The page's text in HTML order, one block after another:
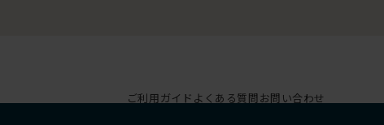
ご利用ガイド よくある質問お問い合わせ